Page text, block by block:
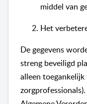
middel van
Het
De gegevens
streng beveiligd
alleen